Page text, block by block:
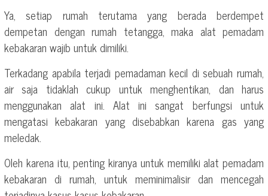
Ya, setiap rumah terutama yang berada berdempet
dempetan dengan rumah tetangga, maka alat pemadam
kebakaran wajib untuk dimiliki.
Terkadang apabila terjadi pemadaman kecil di sebuah rumah,
air saja tidaklah cukup untuk menghentikan, dan harus
menggunakan alat ini. Alat ini sangat berfungsi untuk
mengatasi kebakaran yang disebabkan karena gas yang
meledak.
Oleh karena itu, penting kiranya untuk memiliki alat pemadam
kebakaran di rumah, untuk meminimalisir dan mencegah